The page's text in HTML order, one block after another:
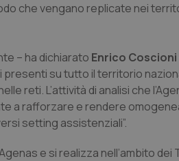
che vengano replicate nei
– ha dichiarato Enrico Coscioni
su tutto il territorio
reti. L’attività di analisi che
a rafforzare e rendere
setting assistenziali”.
e si realizza nell’ambito dei